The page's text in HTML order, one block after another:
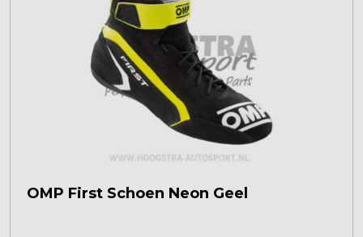
OMP First Schoen Neon Geel